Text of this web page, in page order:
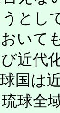
とし
いて
近代
国は
球全